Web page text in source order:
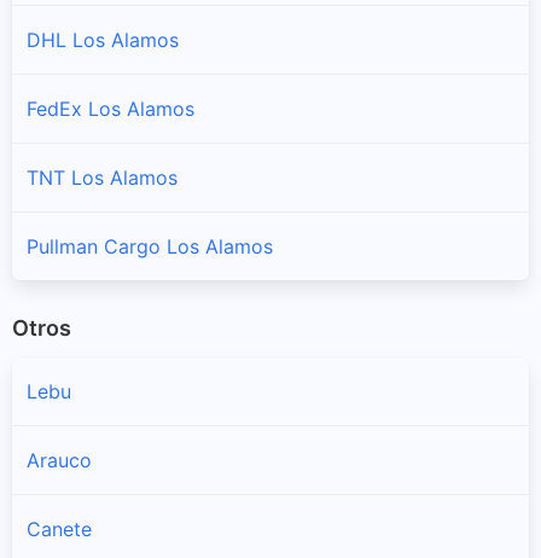
DHL Los Alamos
FedEx Los Alamos
TNT Los Alamos
Pullman Cargo Los Alamos
Otros
Lebu
Arauco
Canete